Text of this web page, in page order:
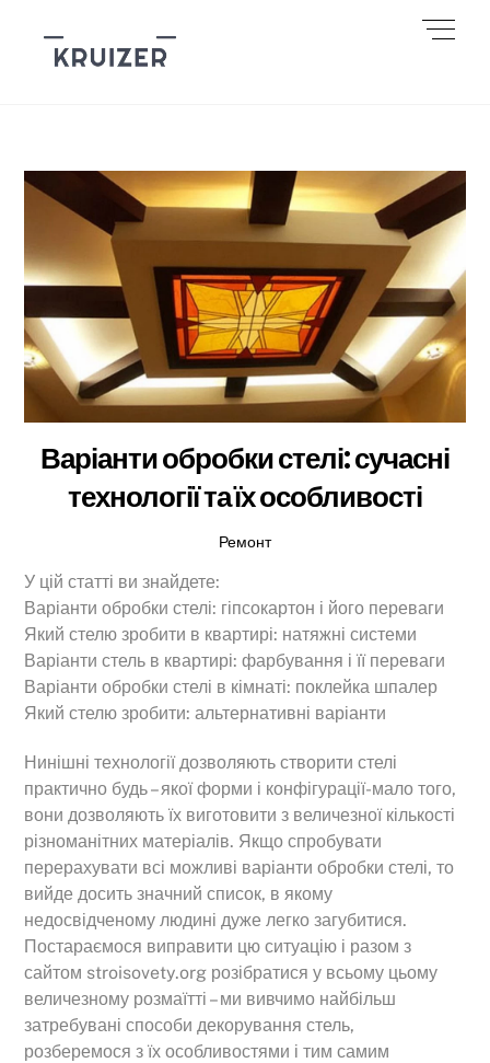
content
Варіанти обробки стелі: сучасні
технології та їх особливості
Ремонт
У цій статті ви знайдете:
Варіанти обробки стелі: гіпсокартон і його переваги
Який стелю зробити в квартирі: натяжні системи
Варіанти стель в квартирі: фарбування і її переваги
Варіанти обробки стелі в кімнаті: поклейка шпалер
Який стелю зробити: альтернативні варіанти
Нинішні технології дозволяють створити стелі
практично будь – якої форми і конфігурації-мало того,
вони дозволяють їх виготовити з величезної кількості
різноманітних матеріалів. Якщо спробувати
перерахувати всі можливі варіанти обробки стелі, то
вийде досить значний список, в якому
недосвідченому людині дуже легко загубитися.
Постараємося виправити цю ситуацію і разом з
сайтом stroisovety.org розібратися у всьому цьому
величезному розмаїтті – ми вивчимо найбільш
затребувані способи декорування стель,
розберемося з їх особливостями і тим самим